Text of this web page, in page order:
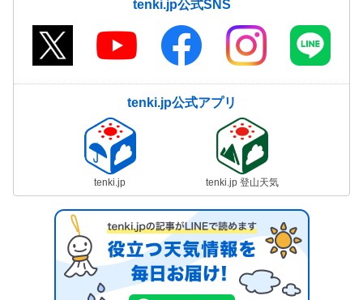
tenki.jp公式SNS
tenki.jp公式アプリ
tenki.jp tenki.jp 登山天気